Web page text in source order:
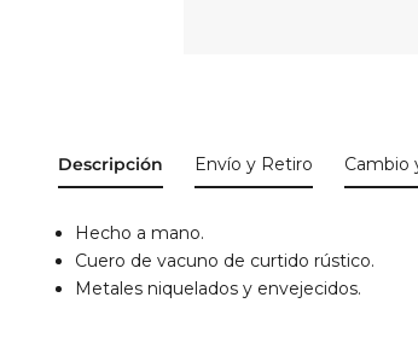
Descripción
Hecho a mano.
Cuero de vacuno de curtido rústico.
Metales niquelados y envejecidos.
Envío y Retiro Cambio